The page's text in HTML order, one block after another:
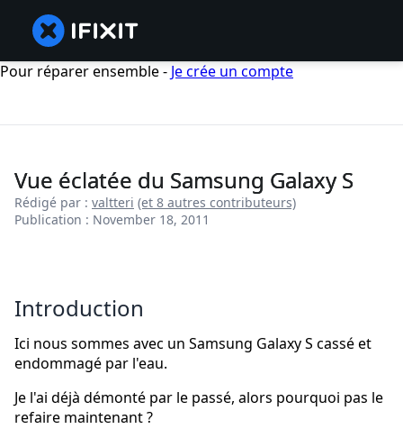
Pour réparer ensemble - Je crée un compte
Vue éclatée du Samsung Galaxy S
Rédigé par : valtteri (et 8 autres contributeurs)
Publication : November 18, 2011
Introduction
Ici nous sommes avec un Samsung Galaxy S cassé et
endommagé par l'eau.
Je l'ai déjà démonté par le passé, alors pourquoi pas le
refaire maintenant ?